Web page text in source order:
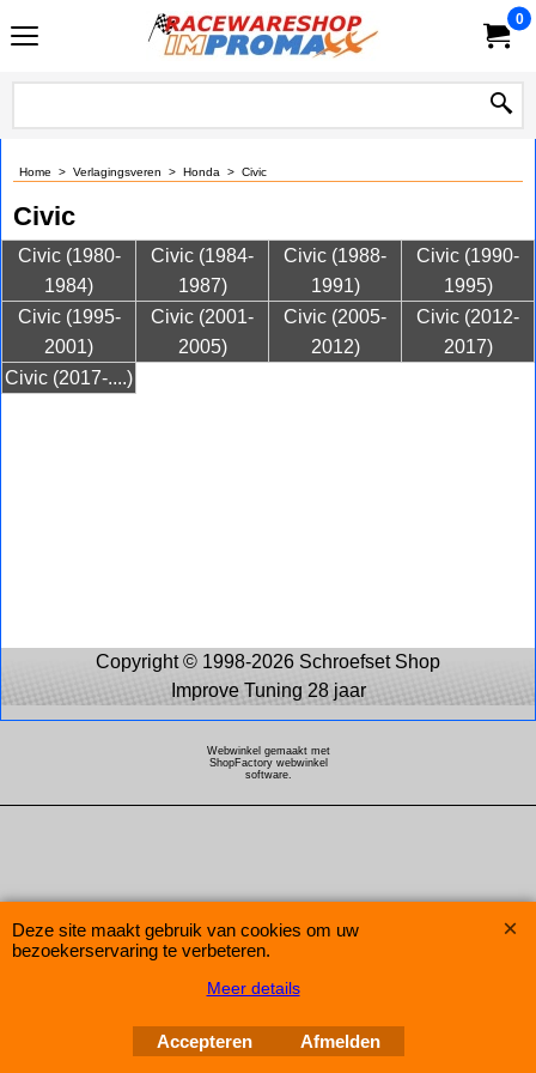
0
Home > Verlagingsveren > Honda > Civic
Civic
Civic (1980-
1984)
Civic (1984-
1987)
Civic (1988-
1991)
Civic (1990-
1995)
Civic (1995-
2001)
Civic (2001-
2005)
Civic (2005-
2012)
Civic (2012-
2017)
Civic (2017-....)
Copyright © 1998-2026 Schroefset Shop
Improve Tuning 28 jaar
Webwinkel gemaakt met
ShopFactory webwinkel
software.
Deze site maakt gebruik van cookies om uw
bezoekerservaring te verbeteren.
Meer details
Accepteren Afmelden